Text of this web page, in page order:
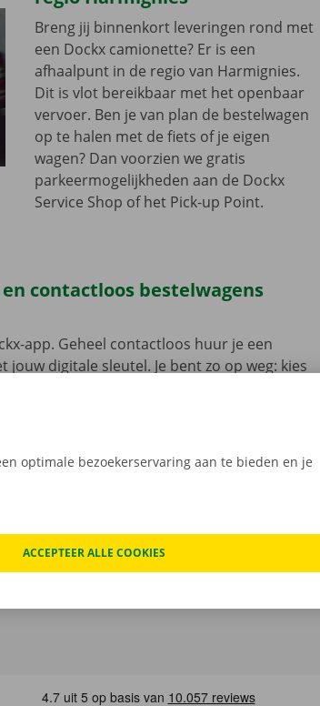
Breng jij binnenkort leveringen rond met
een Dockx camionette? Er is een
afhaalpunt in de regio van Harmignies.
Dit is vlot bereikbaar met het openbaar
vervoer. Ben je van plan de bestelwagen
op te halen met de fiets of je eigen
wagen? Dan voorzien we gratis
parkeermogelijkheden aan de Dockx
Service Shop of het Pick-up Point.
contactloos bestelwagens
app. Geheel contactloos huur je een
digitale sleutel. Je bent zo op weg: kies
optimale bezoekerservaring aan te bieden en je
ACCEPTEER ALLE COOKIES